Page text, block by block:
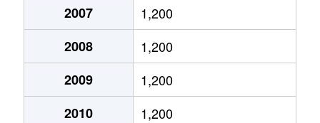
北８条東
1,400万円
北８条東
390万円
北８条東
390万円
北８条東
300万円
2007
1,200
2008
1,200
2009
1,200
2010
1,200